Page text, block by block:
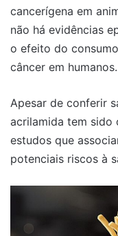
cancerígena em
não há evidências
o efeito do
câncer em humanos.
Apesar de conferir
acrilamida tem sido
estudos que
potenciais riscos à